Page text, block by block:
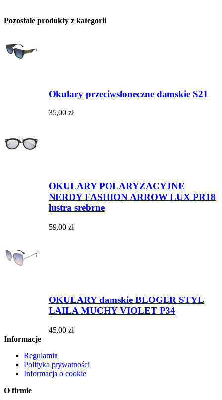
Pozostałe produkty z kategorii
Okulary przeciwsłoneczne damskie S21
35,00 zł
OKULARY POLARYZACYJNE
NERDY FASHION ARROW LUX PR18
lustra srebrne
59,00 zł
OKULARY damskie BLOGER STYL
LAILA MUCHY VIOLET P34
45,00 zł
Informacje
Regulamin
Polityka prywatności
Informacja o cookie
O firmie